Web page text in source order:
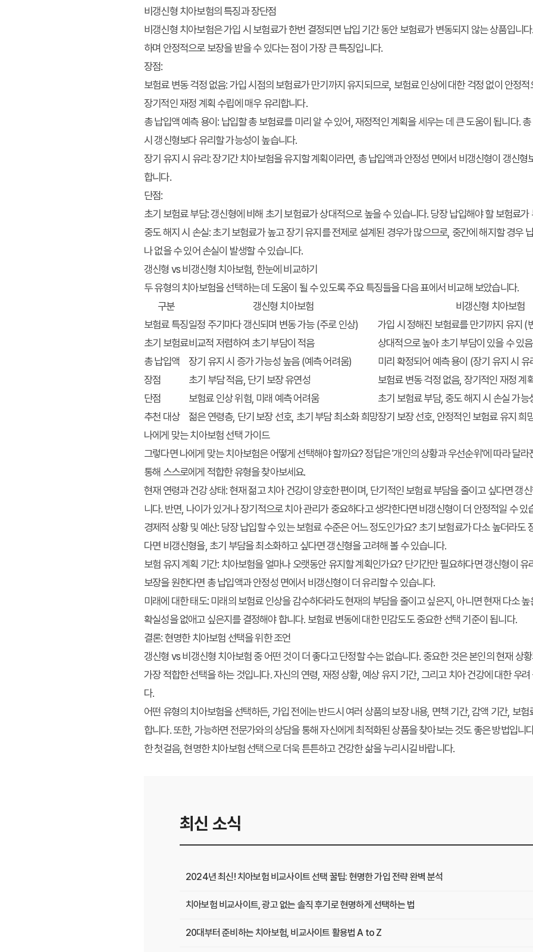
비갱신형 치아보험의 특징과 장단점
비갱신형 치아보험은 가입 시 보험료가 한번 결정되면 납입 기간 동안 보험료가 변동되지 않는 상품입니
하며 안정적으로 보장을 받을 수 있다는 점이 가장 큰 특징입니다.
장점:
보험료 변동 걱정 없음:가입 시점의 보험료가 만기까지 유지되므로, 보험료 인상에 대한 걱정 없이 안정
장기적인 재정 계획 수립에 매우 유리합니다.
총 납입액 예측 용이: 납입할 총 보험료를 미리 알 수 있어, 재정적인 계획을 세우는 데 큰 도움이 됩니다.
시 갱신형보다 유리할 가능성이 높습니다.
장기 유지 시 유리:장기간 치아보험을 유지할 계획이라면, 총 납입액과 안정성 면에서 비갱신형이 갱신형
합니다.
단점:
초기 보험료 부담:갱신형에 비해 초기 보험료가 상대적으로 높을 수 있습니다. 당장 납입해야 할 보험료
중도 해지 시 손실:초기 보험료가 높고 장기 유지를 전제로 설계된 경우가 많으므로, 중간에 해지할 경우
나 없을 수 있어 손실이 발생할 수 있습니다.
갱신형 vs 비갱신형 치아보험, 한눈에 비교하기
두 유형의 치아보험을 선택하는 데 도움이 될 수 있도록 주요 특징들을 다음 표에서 비교해 보았습니다.
구분
갱신형 치아보험
비갱신형 치아보험
보험료 특징일정 주기마다 갱신되며 변동 가능 (주로 인상)
가입 시 정해진 보험료를 만기까지 유지 (
초기 보험료비교적 저렴하여 초기 부담이 적음
상대적으로 높아 초기 부담이 있을 수 있음
총 납입액
장기 유지 시 증가 가능성 높음 (예측 어려움)
미리 확정되어 예측 용이 (장기 유지 시 유
장점
초기 부담 적음, 단기 보장 유연성
보험료 변동 걱정 없음, 장기적인 재정 계
단점
보험료 인상 위험, 미래 예측 어려움
초기 보험료 부담, 중도 해지 시 손실 가능
추천 대상
젊은 연령층, 단기 보장 선호, 초기 부담 최소화 희망장기 보장 선호, 안정적인 보험료 유지 희
나에게 맞는 치아보험 선택 가이드
그렇다면 나에게 맞는 치아보험은 어떻게 선택해야 할까요? 정답은 '개인의 상황과 우선순위'에 따라 달
통해 스스로에게 적합한 유형을 찾아보세요.
현재 연령과 건강 상태:현재 젊고 치아 건강이 양호한 편이며, 단기적인 보험료 부담을 줄이고 싶다면 갱
니다. 반면, 나이가 있거나 장기적으로 치아 관리가 중요하다고 생각한다면 비갱신형이 더 안정적일 수 있
경제적 상황 및 예산: 당장 납입할 수 있는 보험료 수준은 어느 정도인가요? 초기 보험료가 다소 높더라도
다면 비갱신형을, 초기 부담을 최소화하고 싶다면 갱신형을 고려해 볼 수 있습니다.
보험 유지 계획 기간: 치아보험을 얼마나 오랫동안 유지할 계획인가요? 단기간만 필요하다면 갱신형이
보장을 원한다면 총 납입액과 안정성 면에서 비갱신형이 더 유리할 수 있습니다.
미래에 대한 태도:미래의 보험료 인상을 감수하더라도 현재의 부담을 줄이고 싶은지, 아니면 현재 다소
확실성을 없애고 싶은지를 결정해야 합니다. 보험료 변동에 대한 민감도도 중요한 선택 기준이 됩니다.
결론: 현명한 치아보험 선택을 위한 조언
갱신형 vs 비갱신형 치아보험 중 어떤 것이 더 좋다고 단정할 수는 없습니다. 중요한 것은 본인의 현재 상
가장 적합한 선택을 하는 것입니다. 자신의 연령, 재정 상황, 예상 유지 기간, 그리고 치아 건강에 대한 우
다.
어떤 유형의 치아보험을 선택하든, 가입 전에는 반드시 여러 상품의 보장 내용, 면책 기간, 감액 기간, 보
합니다. 또한, 가능하면 전문가와의 상담을 통해 자신에게 최적화된 상품을 찾아보는 것도 좋은 방법입니
한 첫걸음, 현명한 치아보험 선택으로 더욱 튼튼하고 건강한 삶을 누리시길 바랍니다.
최신 소식
2024년 최신! 치아보험 비교사이트 선택 꿀팁: 현명한 가입 전략 완벽 분석
치아보험 비교사이트, 광고 없는 솔직 후기로 현명하게 선택하는 법
20대부터 준비하는 치아보험, 비교사이트 활용법 A to Z